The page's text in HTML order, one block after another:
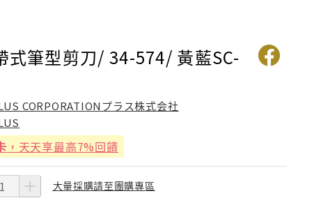
式筆型剪刀/ 34-574/ 黃藍SC-
CORPORATIONプラス株式会社
，天天享最高7%回饋
大量採購請至團購專區